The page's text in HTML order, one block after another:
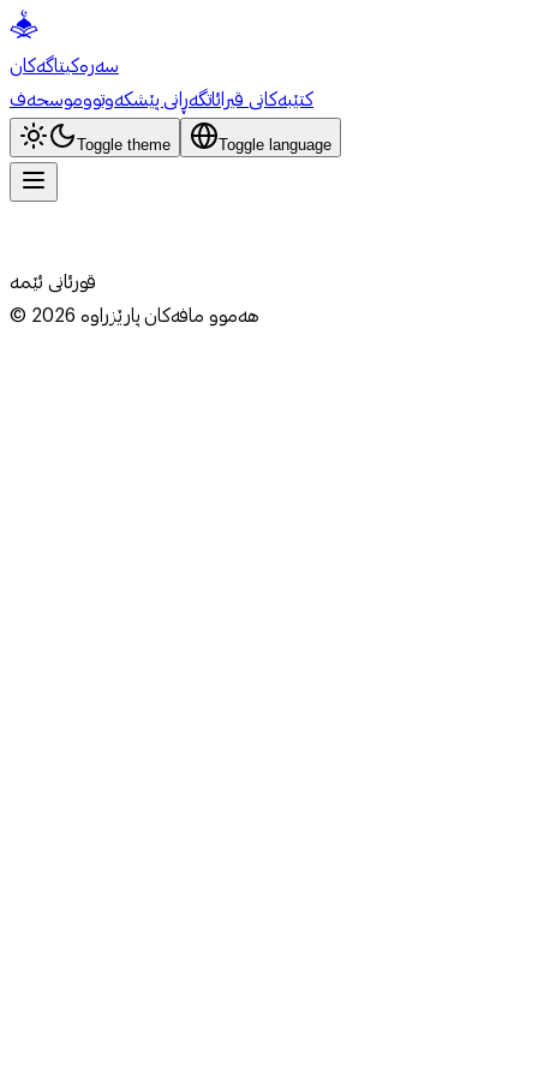
سەرەکیتاگەکان
کتێبەکانی قیرائاتگەڕانی پێشکەوتووموسحەف
Toggle theme Toggle language
قورئانی ئێمە
© 2026هەموو مافەکان پارێزراوە